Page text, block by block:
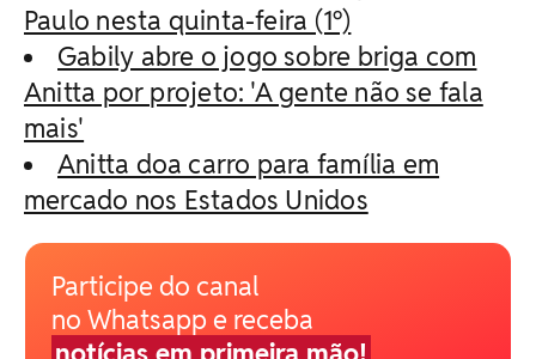
Paulo nesta quinta-feira (1º)
Gabily abre o jogo sobre briga com
Anitta por projeto: 'A gente não se fala
mais'
Anitta doa carro para família em
mercado nos Estados Unidos
Participe do canal
no Whatsapp e receba